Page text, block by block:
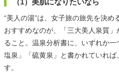
“美人の湯”は、女子旅の旅先を決
おすすめなのが、「三大美人泉質
ること。温泉分析書に、いずれか
塩泉」「硫黄泉」と書かれていれ
す。